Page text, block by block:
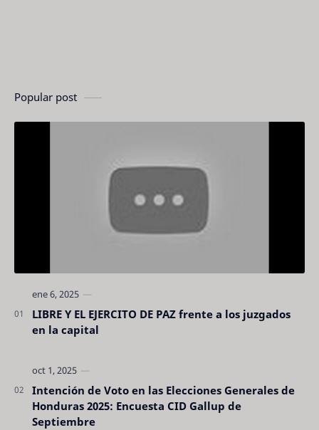
Popular post
LIBRE Y EL EJERCITO DE PAZ frente a los juzgados
en la capital
Intención de Voto en las Elecciones Generales de
Honduras 2025: Encuesta CID Gallup de
Septiembre